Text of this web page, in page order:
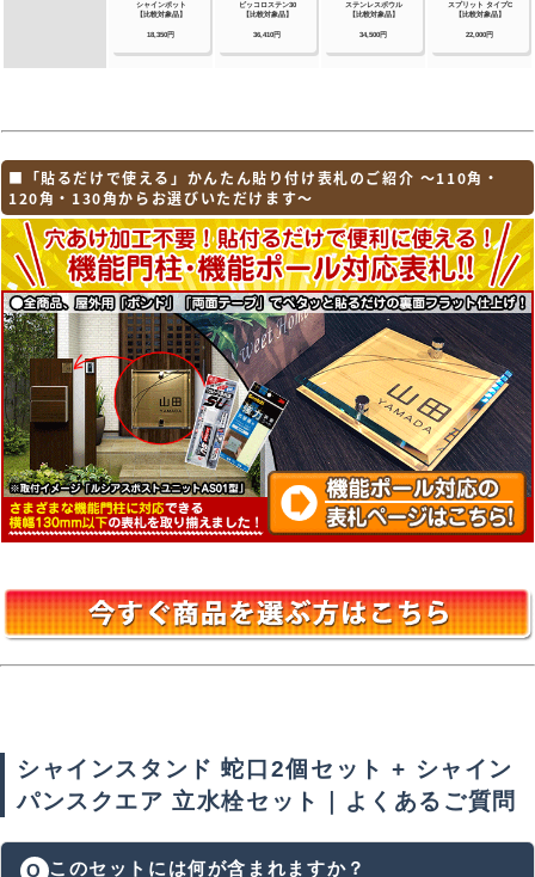
■「貼るだけで使える」かんたん貼り付け表札のご紹介 ～110角・
120角・130角からお選びいただけます～
シャインスタンド 蛇口2個セット + シャイン
パンスクエア 立水栓セット｜よくあるご質問
Q このセットには何が含まれますか？